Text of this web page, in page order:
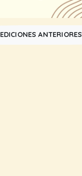
EDICIONES ANTERIORES